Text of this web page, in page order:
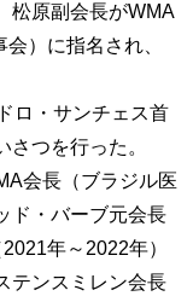
松原副会長がWMA
）に指名され、
ロ・サンチェス首
つを行った。
会長（ブラジル医
ド・バーブ元会長
年～2022年）
テンスミレン会長